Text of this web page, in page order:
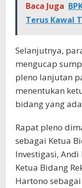
Baca Juga
Terus Kawal
Selanjutnya,
mengucap
pleno lanjutan
menentukan
bidang yang
Rapat pleno
sebagai Ketua
Investigasi,
Ketua Bidang
Hartono